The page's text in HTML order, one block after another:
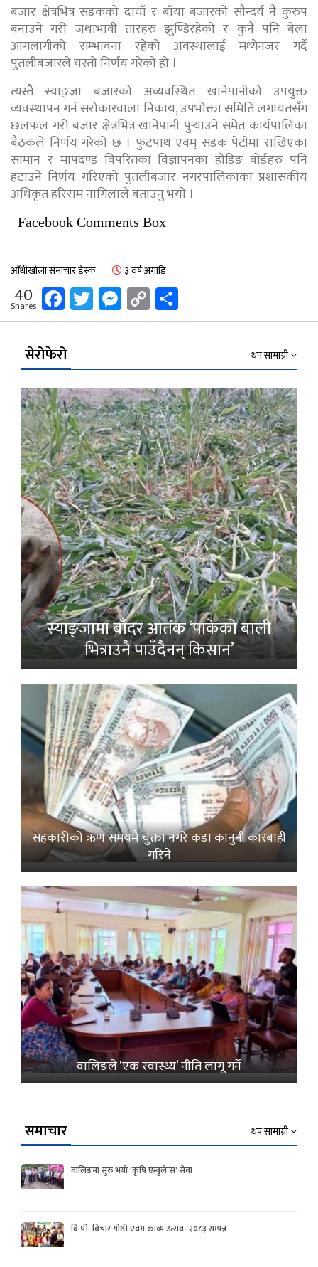
बजार क्षेत्रभित्र सडकको दायाँ र बाँया बजारको सौन्दर्य नै कुरुप
बनाउने गरी जथाभावी तारहरु झुण्डिरहेको र कुनै पनि बेला
आगलागीको सम्भावना रहेको अवस्थालाई मध्येनजर गर्दै
पुतलीबजारले यस्तो निर्णय गरेको हो ।
त्यस्तै स्याङ्जा बजारको अव्यवस्थित खानेपानीको उपयुक्त
व्यवस्थापन गर्न सरोकारवाला निकाय, उपभोक्ता समिति लगायतसँग
छलफल गरी बजार क्षेत्रभित्र खानेपानी पुर्‍याउने समेत कार्यपालिका
बैठकले निर्णय गरेको छ । फुटपाथ एवम् सडक पेटीमा राखिएका
सामान र मापदण्ड विपरितका विज्ञापनका होडिङ बोर्डहरु पनि
हटाउने निर्णय गरिएको पुतलीबजार नगरपालिकाका प्रशासकीय
अधिकृत हरिराम नागिलाले बताउनु भयाे ।
Facebook Comments Box
आँधीखोला समाचार डेस्क ३ वर्ष अगाडि
40
Shares Facebook
Twitter
Messenger
Copy
Link
सेरोफेरो थप सामाग्री
स्याङ्जामा बाँदर आतंक ‘पाकेको बाली
भित्राउनै पाउँदैनन् किसान’
सहकारीको ऋण समयमै चुक्ता नगरे कडा कानुनी कारबाही
गरिने
वालिङले ‘एक स्वास्थ्य’ नीति लागू गर्ने
समाचार थप सामाग्री
वालिङमा सुरु भयो ‘कृषि एम्बुलेन्स’ सेवा
बि.पी. विचार गोष्ठी एवम काव्य उत्सव- २०८३ सम्पन्न